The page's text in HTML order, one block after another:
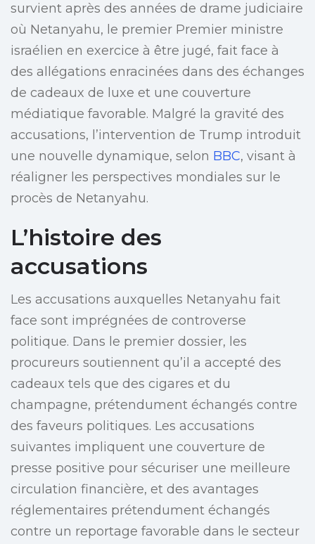
survient après des années de drame judiciaire
où Netanyahu, le premier Premier ministre
israélien en exercice à être jugé, fait face à
des allégations enracinées dans des échanges
de cadeaux de luxe et une couverture
médiatique favorable. Malgré la gravité des
accusations, l’intervention de Trump introduit
une nouvelle dynamique, selon BBC, visant à
réaligner les perspectives mondiales sur le
procès de Netanyahu.
L’histoire des
accusations
Les accusations auxquelles Netanyahu fait
face sont imprégnées de controverse
politique. Dans le premier dossier, les
procureurs soutiennent qu’il a accepté des
cadeaux tels que des cigares et du
champagne, prétendument échangés contre
des faveurs politiques. Les accusations
suivantes impliquent une couverture de
presse positive pour sécuriser une meilleure
circulation financière, et des avantages
réglementaires prétendument échangés
contre un reportage favorable dans le secteur